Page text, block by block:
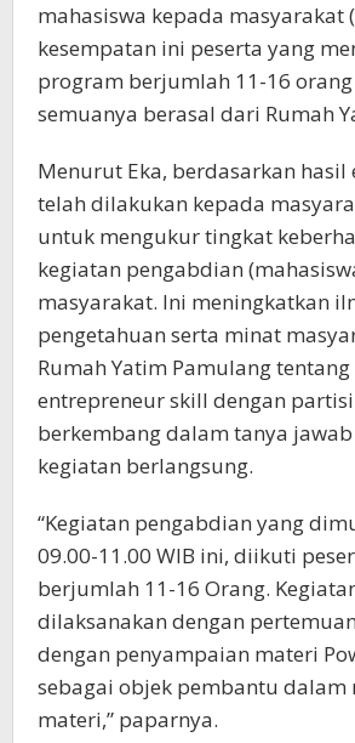
mahasiswa kepada masyarakat
kesempatan ini peserta yang
program berjumlah 11-16
semuanya berasal dari Rumah
Menurut Eka, berdasarkan hasil
telah dilakukan kepada
untuk mengukur tingkat
kegiatan pengabdian
masyarakat. Ini meningkatkan
pengetahuan serta minat
Rumah Yatim Pamulang
entrepreneur skill dengan
berkembang dalam tanya
kegiatan berlangsung.
“Kegiatan pengabdian yang
09.00-11.00 WIB ini, diikuti
berjumlah 11-16 Orang.
dilaksanakan dengan
dengan penyampaian materi
sebagai objek pembantu dalam
materi,” paparnya.